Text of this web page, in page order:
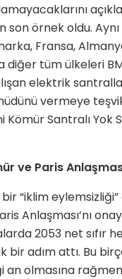
örnek oldu.
Fransa,
diğer tüm ülkeleri
elektrik
vermeye
Kömür Santralı Yok
ve Paris
“iklim
Anlaşması’nı
2053 net sıfır
bir adım attı. Bu
an olmasına